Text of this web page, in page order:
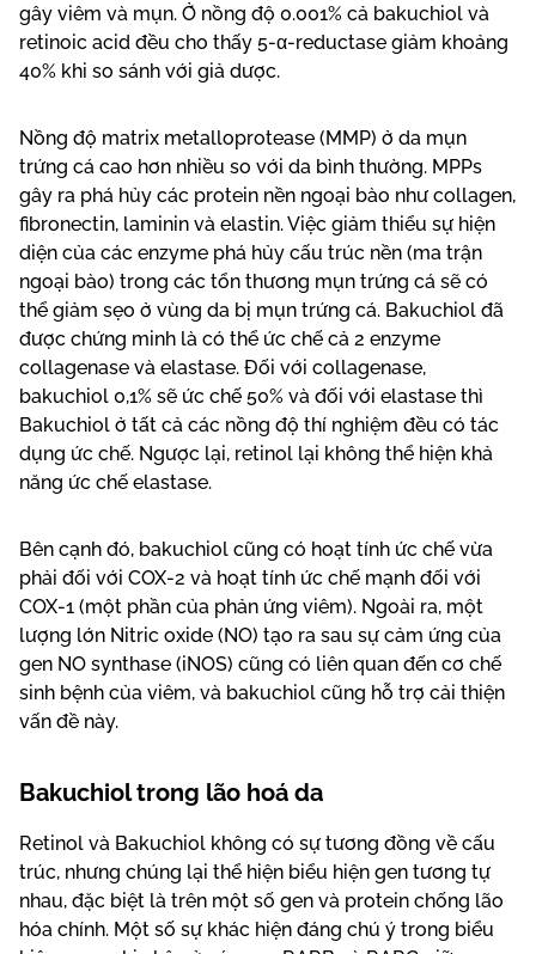
gây viêm và mụn. Ở nồng độ 0.001% cả bakuchiol và
retinoic acid đều cho thấy 5-α-reductase giảm khoảng
40% khi so sánh với giả dược.
Nồng độ matrix metalloprotease (MMP) ở da mụn
trứng cá cao hơn nhiều so với da bình thường. MPPs
gây ra phá hủy các protein nền ngoại bào như collagen,
fibronectin, laminin và elastin. Việc giảm thiểu sự hiện
diện của các enzyme phá hủy cấu trúc nền (ma trận
ngoại bào) trong các tổn thương mụn trứng cá sẽ có
thể giảm sẹo ở vùng da bị mụn trứng cá. Bakuchiol đã
được chứng minh là có thể ức chế cả 2 enzyme
collagenase và elastase. Đối với collagenase,
bakuchiol 0,1% sẽ ức chế 50% và đối với elastase thì
Bakuchiol ở tất cả các nồng độ thí nghiệm đều có tác
dụng ức chế. Ngược lại, retinol lại không thể hiện khả
năng ức chế elastase.
Bên cạnh đó, bakuchiol cũng có hoạt tính ức chế vừa
phải đối với COX-2 và hoạt tính ức chế mạnh đối với
COX-1 (một phần của phản ứng viêm). Ngoài ra, một
lượng lớn Nitric oxide (NO) tạo ra sau sự cảm ứng của
gen NO synthase (iNOS) cũng có liên quan đến cơ chế
sinh bệnh của viêm, và bakuchiol cũng hỗ trợ cải thiện
vấn đề này.
Bakuchiol trong lão hoá da
Retinol và Bakuchiol không có sự tương đồng về cấu
trúc, nhưng chúng lại thể hiện biểu hiện gen tương tự
nhau, đặc biệt là trên một số gen và protein chống lão
hóa chính. Một số sự khác hiện đáng chú ý trong biểu